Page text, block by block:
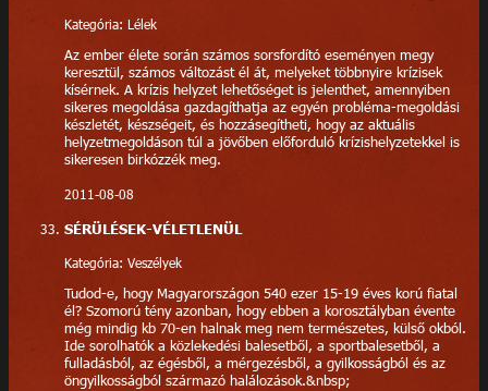
Kategória: Lélek
Az ember élete során számos sorsfordító eseményen megy
keresztül, számos változást él át, melyeket többnyire krízisek
kísérnek. A krízis helyzet lehetőséget is jelenthet, amennyiben
sikeres megoldása gazdagíthatja az egyén probléma-megoldási
készletét, készségeit, és hozzásegítheti, hogy az aktuális
helyzetmegoldáson túl a jövőben előforduló krízishelyzetekkel is
sikeresen birkózzék meg.
2011-08-08
SÉRÜLÉSEK-VÉLETLENÜL
Kategória: Veszélyek
Tudod-e, hogy Magyarországon 540 ezer 15-19 éves korú fiatal
él? Szomorú tény azonban, hogy ebben a korosztályban évente
még mindig kb 70-en halnak meg nem természetes, külső okból.
Ide sorolhatók a közlekedési balesetből, a sportbalesetből, a
fulladásból, az égésből, a mérgezésből, a gyilkosságból és az
öngyilkosságból származó halálozások.&nbsp;